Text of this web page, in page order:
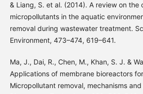
& Liang, S. et al. (2014). A review on the
micropollutants in the aquatic
removal during wastewater treatment.
Environment, 473–474, 619–641.
Ma, J., Dai, R., Chen, M., Khan, S. J. &
Applications of membrane bioreactors
Micropollutant removal, mechanisms